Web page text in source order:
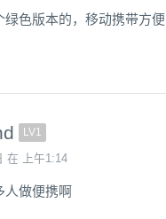
绿色版本的，移动携带方便
LV1
在 上午1:14
人做便携啊